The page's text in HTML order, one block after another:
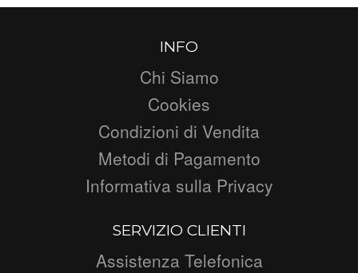
INFO
Chi Siamo
Cookies
Condizioni di Vendita
Metodi di Pagamento
Informativa sulla Privacy
SERVIZIO CLIENTI
Assistenza Telefonica